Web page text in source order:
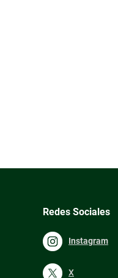
Redes Sociales
Instagram
X